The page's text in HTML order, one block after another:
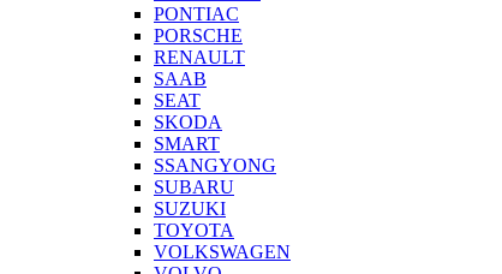
PONTIAC
PORSCHE
RENAULT
SAAB
SEAT
SKODA
SMART
SSANGYONG
SUBARU
SUZUKI
TOYOTA
VOLKSWAGEN